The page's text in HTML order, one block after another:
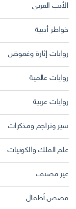
الأدب العربي
خواطر أدبية
روايات إثارة وغموض
روايات عالمية
روايات عربية
سير وتراجم ومذكرات
علم الفلك والكونيات
غير مصنف
قصص أطفال